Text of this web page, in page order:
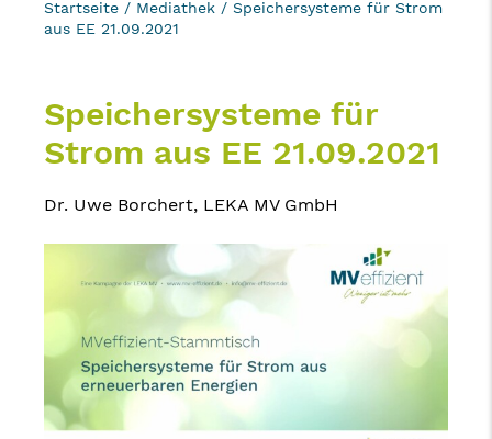
Startseite / Mediathek / Speichersysteme für Strom
aus EE 21.09.2021
Speichersysteme für
Strom aus EE 21.09.2021
Dr. Uwe Borchert, LEKA MV GmbH